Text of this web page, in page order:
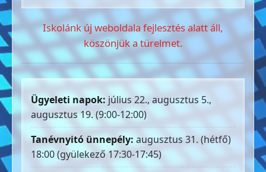
Iskolánk új weboldala fejlesztés alatt áll,
köszönjük a türelmet.
Ügyeleti napok: július 22., augusztus 5.,
augusztus 19. (9:00-12:00)
Tanévnyitó ünnepély: augusztus 31. (hétfő)
18:00 (gyülekező 17:30-17:45)